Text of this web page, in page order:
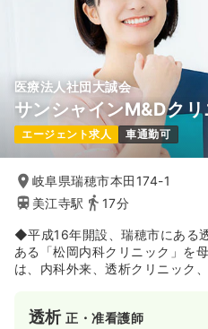
医療法人社団大誠会
サンシャインM&Dクリ
エージェント求人 車通勤可
岐阜県瑞穂市本田174-1
美江寺駅
17分
◆平成16年開設、瑞穂市にある
ある「松岡内科クリニック」を
は、内科外来、透析クリニック
透析正・准看護師